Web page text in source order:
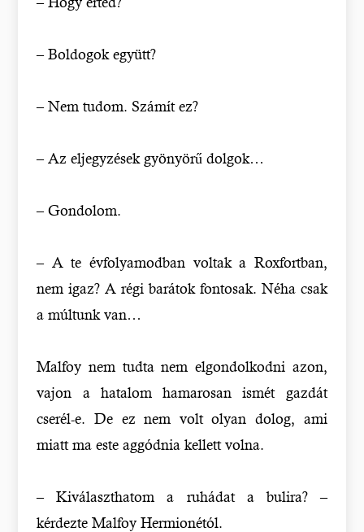
– Boldogok együtt?
– Nem tudom. Számít ez?
– Az eljegyzések gyönyörű dolgok…
– Gondolom.
– A te évfolyamodban voltak a Roxfortban,
nem igaz? A régi barátok fontosak. Néha csak
a múltunk van…
Malfoy nem tudta nem elgondolkodni azon,
vajon a hatalom hamarosan ismét gazdát
cserél-e. De ez nem volt olyan dolog, ami
miatt ma este aggódnia kellett volna.
– Kiválaszthatom a ruhádat a bulira? –
kérdezte Malfoy Hermionétól.